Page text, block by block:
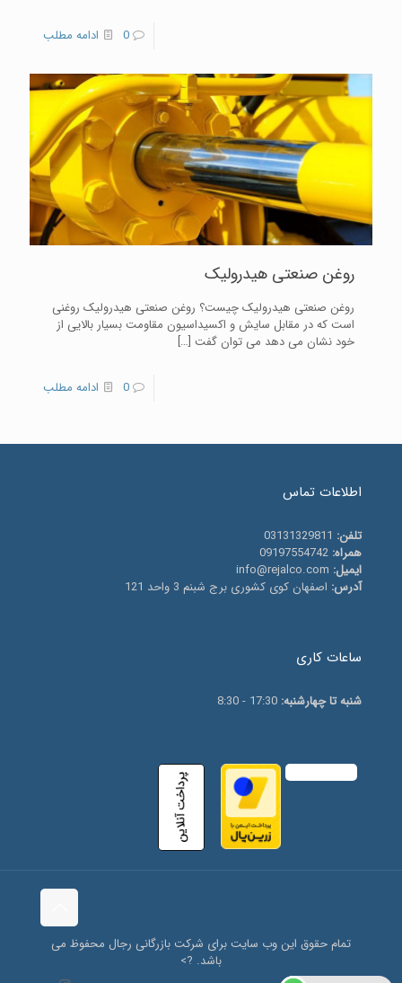
0 ادامه مطلب
روغن صنعتی هیدرولیک
روغن صنعتی هیدرولیک چیست؟ روغن صنعتی هیدرولیک روغنی
است كه در مقابل سایش و اکسیداسیون مقاومت بسیار بالایی از
خود نشان می دهد می توان گفت […]
0 ادامه مطلب
اطلاعات تماس
تلفن:
همراه:
ایمیل:
آدرس: اصفهان کوی کشوری برج شبنم 3 واحد 121
ساعات کاری
شنبه تا چهارشنبه:
تمام حقوق این وب سایت برای شرکت بازرگانی رجال محفوظ می
باشد. ?>